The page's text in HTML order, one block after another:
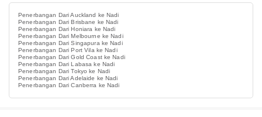
Penerbangan Dari Auckland ke Nadi
Penerbangan Dari Brisbane ke Nadi
Penerbangan Dari Honiara ke Nadi
Penerbangan Dari Melbourne ke Nadi
Penerbangan Dari Singapura ke Nadi
Penerbangan Dari Port Vila ke Nadi
Penerbangan Dari Gold Coast ke Nadi
Penerbangan Dari Labasa ke Nadi
Penerbangan Dari Tokyo ke Nadi
Penerbangan Dari Adelaide ke Nadi
Penerbangan Dari Canberra ke Nadi